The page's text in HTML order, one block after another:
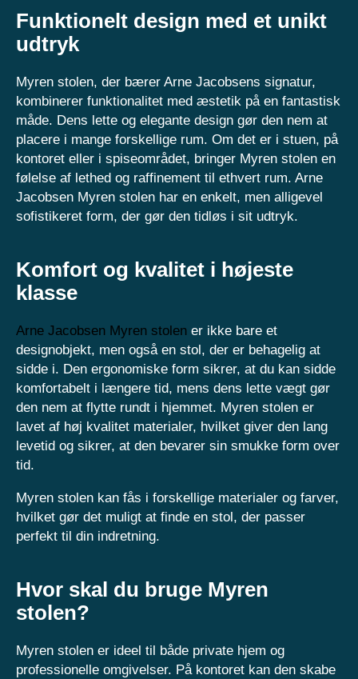
Funktionelt design med et unikt
udtryk
Myren stolen, der bærer Arne Jacobsens signatur,
kombinerer funktionalitet med æstetik på en fantastisk
måde. Dens lette og elegante design gør den nem at
placere i mange forskellige rum. Om det er i stuen, på
kontoret eller i spiseområdet, bringer Myren stolen en
følelse af lethed og raffinement til ethvert rum. Arne
Jacobsen Myren stolen har en enkelt, men alligevel
sofistikeret form, der gør den tidløs i sit udtryk.
Komfort og kvalitet i højeste
klasse
Arne Jacobsen Myren stolen er ikke bare et
designobjekt, men også en stol, der er behagelig at
sidde i. Den ergonomiske form sikrer, at du kan sidde
komfortabelt i længere tid, mens dens lette vægt gør
den nem at flytte rundt i hjemmet. Myren stolen er
lavet af høj kvalitet materialer, hvilket giver den lang
levetid og sikrer, at den bevarer sin smukke form over
tid.
Myren stolen kan fås i forskellige materialer og farver,
hvilket gør det muligt at finde en stol, der passer
perfekt til din indretning.
Hvor skal du bruge Myren
stolen?
Myren stolen er ideel til både private hjem og
professionelle omgivelser. På kontoret kan den skabe